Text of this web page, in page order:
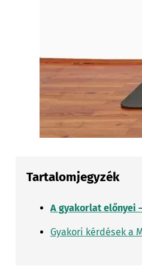
Tartalomjegyzék
A gyakorlat előnyei
Gyakori kérdések a